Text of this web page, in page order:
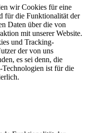
wir Cookies für eine
für die Funktionalität der
Daten über die von
mit unserer Website.
und Tracking-
der von uns
es sei denn, die
ist für die